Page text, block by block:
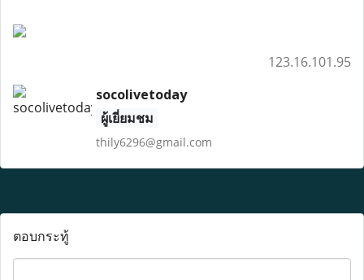
123.16.101.95
socolivetoday
ผู้เยี่ยมชม
thily6296@gmail.com
ตอบกระทู้